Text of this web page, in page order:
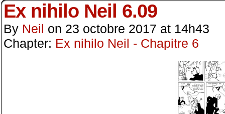
Ex nihilo Neil 6.09
By Neil on 23 octobre 2017 at 14h43
Chapter: Ex nihilo Neil - Chapitre 6